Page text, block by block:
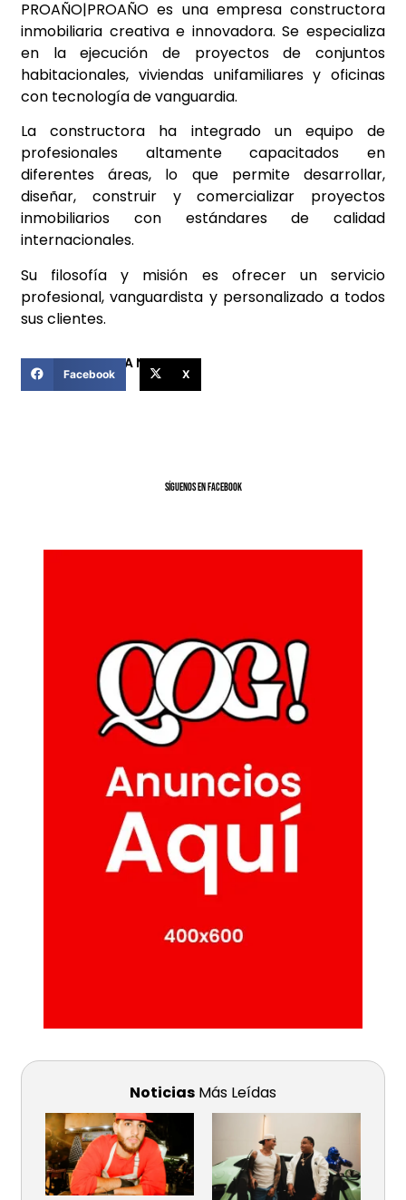
PROAÑO|PROAÑO es una empresa constructora
inmobiliaria creativa e innovadora. Se especializa
en la ejecución de proyectos de conjuntos
habitacionales, viviendas unifamiliares y oficinas
con tecnología de vanguardia.
La constructora ha integrado un equipo de
profesionales altamente capacitados en
diferentes áreas, lo que permite desarrollar,
diseñar, construir y comercializar proyectos
inmobiliarios con estándares de calidad
internacionales.
Su filosofía y misión es ofrecer un servicio
profesional, vanguardista y personalizado a todos
sus clientes.
COMPARTIR ESTA NOTICIA
Facebook X
SíGUENOS EN FACEBOOK
Noticias Más Leídas